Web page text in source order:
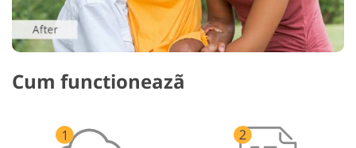
Cum functioneazã